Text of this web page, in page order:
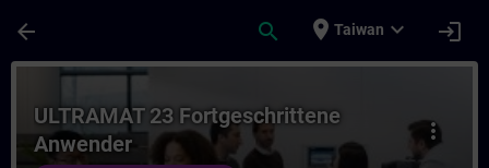
arrow_back search place Taiwan expand_more login
課程 - ULTRAMAT 23 Fortgeschrittene
more_vert
ULTRAMAT 23 Fortgeschrittene
Anwender